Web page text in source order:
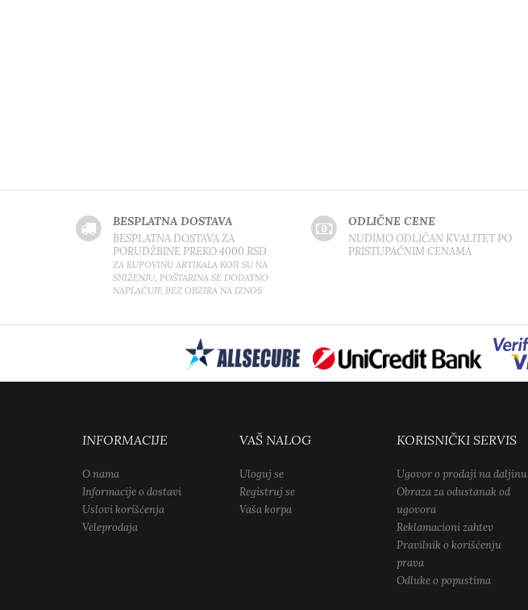
BESPLATNA DOSTAVA
BESPLATNA DOSTAVA ZA
PORUDŽBINE PREKO 4000 RSD
ZA KUPOVINU ARTIKALA KOJI SU NA
SNIŽENJU, POŠTARINA SE DODATNO
NAPLAĆUJE BEZ OBZIRA NA IZNOS
ODLIČNE CENE
NUDIMO ODLIČAN KVALITET PO
PRISTUPAČNIM CENAMA
INFORMACIJE
O nama
Informacije o dostavi
Uslovi korišćenja
Veleprodaja
VAŠ NALOG
Uloguj se
Registruj se
Vaša korpa
KORISNIČKI SERVIS
Ugovor o prodaji na daljinu
Obraza za odustanak od
ugovora
Reklamacioni zahtev
Pravilnik o korišćenju
prava
Odluke o popustima